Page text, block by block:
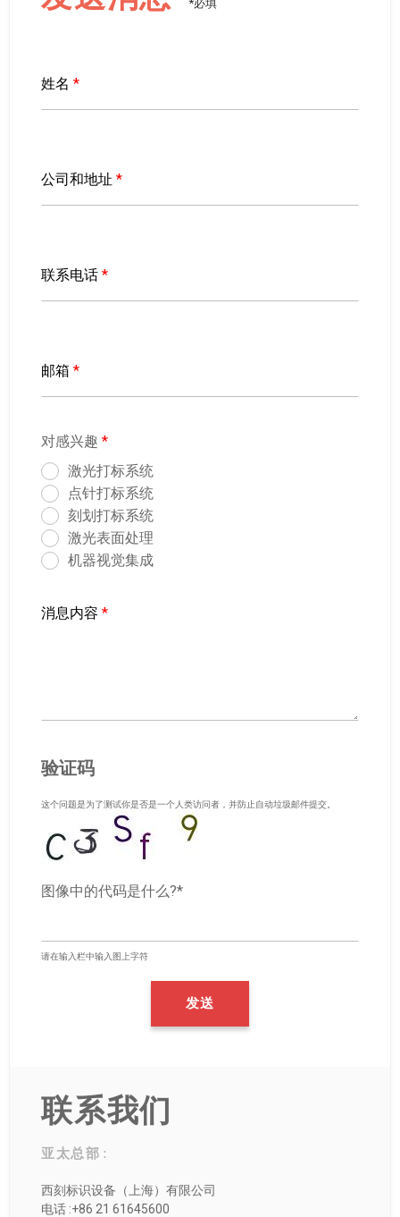
*必填
姓名 *
公司和地址 *
联系电话 *
邮箱 *
对感兴趣 *
激光打标系统
点针打标系统
刻划打标系统
激光表面处理
机器视觉集成
消息内容 *
验证码
这个问题是为了测试你是否是一个人类访问者，并防止自动垃圾邮件提交。
图像中的代码是什么?*
请在输入栏中输入图上字符
联系我们
亚太总部 :
西刻标识设备（上海）有限公司
电话 :+86 21 61645600